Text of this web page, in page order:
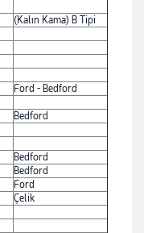
(Kalın Kama) B Tipi
Ford - Bedford
Bedford
Bedford
Bedford
Ford
Çelik